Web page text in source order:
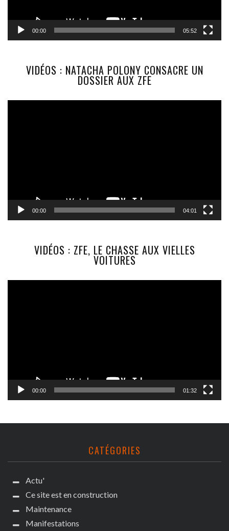
00:00 05:52
VIDÉOS : NATACHA POLONY CONSACRE UN
DOSSIER AUX ZFE
00:00 04:01
VIDÉOS : ZFE, LE CHASSE AUX VIELLES
VOITURES
00:00 01:32
CATÉGORIES
Actu'
Ce site est en construction
Maintenance
Manifestations